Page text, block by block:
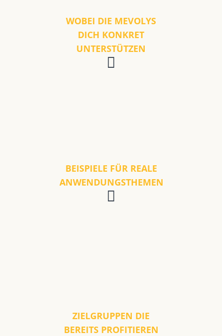
WOBEI DIE MEVOLYS
DICH KONKRET
UNTERSTÜTZEN
BEISPIELE FÜR REALE
ANWENDUNGSTHEMEN
ZIELGRUPPEN DIE
BEREITS PROFITIEREN